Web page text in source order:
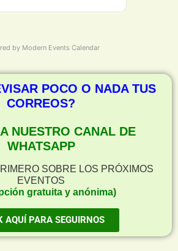
by Modern Events Calendar
POCO O NADA TUS
CORREOS?
NUESTRO CANAL DE
WHATSAPP
SOBRE LOS PRÓXIMOS
EVENTOS
gratuita y anónima)
AQUÍ PARA SEGUIRNOS